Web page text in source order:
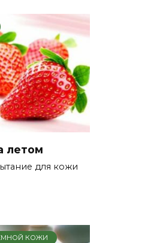
летом
для кожи
КОЖИ